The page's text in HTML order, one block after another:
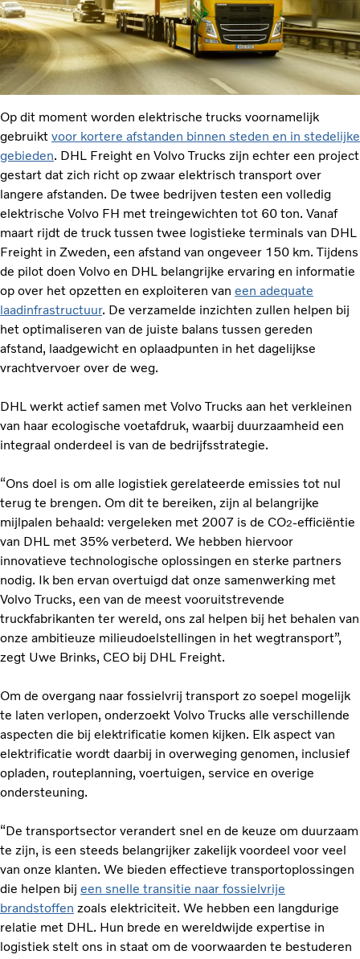
Op dit moment worden elektrische trucks voornamelijk
gebruikt voor kortere afstanden binnen steden en in stedelijke
gebieden. DHL Freight en Volvo Trucks zijn echter een project
gestart dat zich richt op zwaar elektrisch transport over
langere afstanden. De twee bedrijven testen een volledig
elektrische Volvo FH met treingewichten tot 60 ton. Vanaf
maart rijdt de truck tussen twee logistieke terminals van DHL
Freight in Zweden, een afstand van ongeveer 150 km. Tijdens
de pilot doen Volvo en DHL belangrijke ervaring en informatie
op over het opzetten en exploiteren van een adequate
laadinfrastructuur. De verzamelde inzichten zullen helpen bij
het optimaliseren van de juiste balans tussen gereden
afstand, laadgewicht en oplaadpunten in het dagelijkse
vrachtvervoer over de weg.
DHL werkt actief samen met Volvo Trucks aan het verkleinen
van haar ecologische voetafdruk, waarbij duurzaamheid een
integraal onderdeel is van de bedrijfsstrategie.
“Ons doel is om alle logistiek gerelateerde emissies tot nul
terug te brengen. Om dit te bereiken, zijn al belangrijke
mijlpalen behaald: vergeleken met 2007 is de CO2-efficiëntie
van DHL met 35% verbeterd. We hebben hiervoor
innovatieve technologische oplossingen en sterke partners
nodig. Ik ben ervan overtuigd dat onze samenwerking met
Volvo Trucks, een van de meest vooruitstrevende
truckfabrikanten ter wereld, ons zal helpen bij het behalen van
onze ambitieuze milieudoelstellingen in het wegtransport”,
zegt Uwe Brinks, CEO bij DHL Freight.
Om de overgang naar fossielvrij transport zo soepel mogelijk
te laten verlopen, onderzoekt Volvo Trucks alle verschillende
aspecten die bij elektrificatie komen kijken. Elk aspect van
elektrificatie wordt daarbij in overweging genomen, inclusief
opladen, routeplanning, voertuigen, service en overige
ondersteuning.
“De transportsector verandert snel en de keuze om duurzaam
te zijn, is een steeds belangrijker zakelijk voordeel voor veel
van onze klanten. We bieden effectieve transportoplossingen
die helpen bij een snelle transitie naar fossielvrije
brandstoffen zoals elektriciteit. We hebben een langdurige
relatie met DHL. Hun brede en wereldwijde expertise in
logistiek stelt ons in staat om de voorwaarden te bestuderen